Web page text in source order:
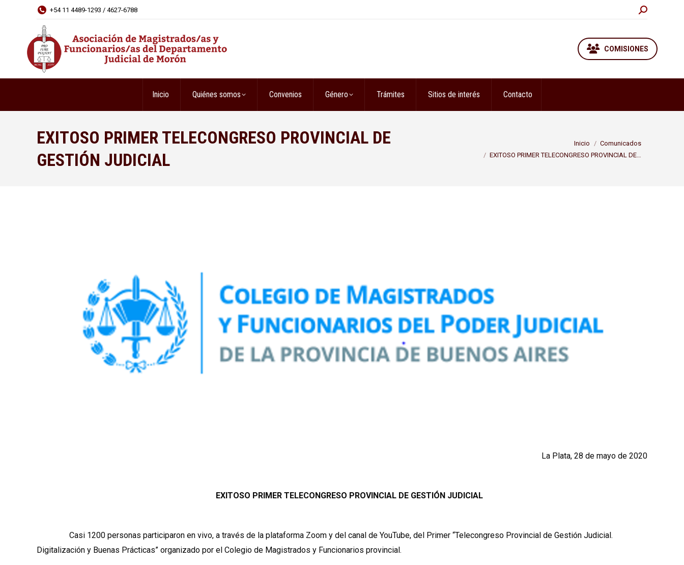
+54 11 4489-1293 / 4627-6788 Buscar:
COMISIONES
Inicio Quiénes somos Convenios Género Trámites Sitios de interés Contacto
EXITOSO PRIMER TELECONGRESO PROVINCIAL DE
GESTIÓN JUDICIAL
Inicio
Comunicados
EXITOSO PRIMER TELECONGRESO PROVINCIAL DE…
La Plata, 28 de mayo de 2020
EXITOSO PRIMER TELECONGRESO PROVINCIAL DE GESTIÓN JUDICIAL
Casi 1200 personas participaron en vivo, a través de la plataforma Zoom y del canal de YouTube, del Primer “Telecongreso Provincial de Gestión Judicial.
Digitalización y Buenas Prácticas” organizado por el Colegio de Magistrados y Funcionarios provincial.